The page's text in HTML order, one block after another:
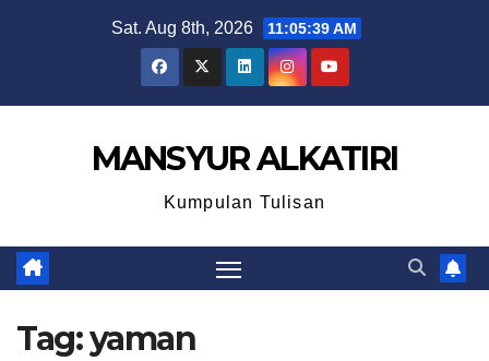
Sat. Aug 8th, 2026 11:05:39 AM
MANSYUR ALKATIRI
Kumpulan Tulisan
Tag:yaman